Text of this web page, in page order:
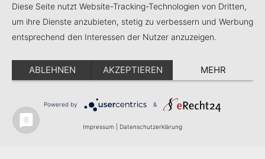
+49 941 9 57 15 73
Weinweg 31 | 93049 Regensburg
Diese Seite nutzt Website-Tracking-Technologien von Dritten,
um ihre Dienste anzubieten, stetig zu verbessern und Werbung
entsprechend den Interessen der Nutzer anzuzeigen.
ABLEHNEN AKZEPTIEREN MEHR
Powered by &
Impressum Datenschutzerklärung